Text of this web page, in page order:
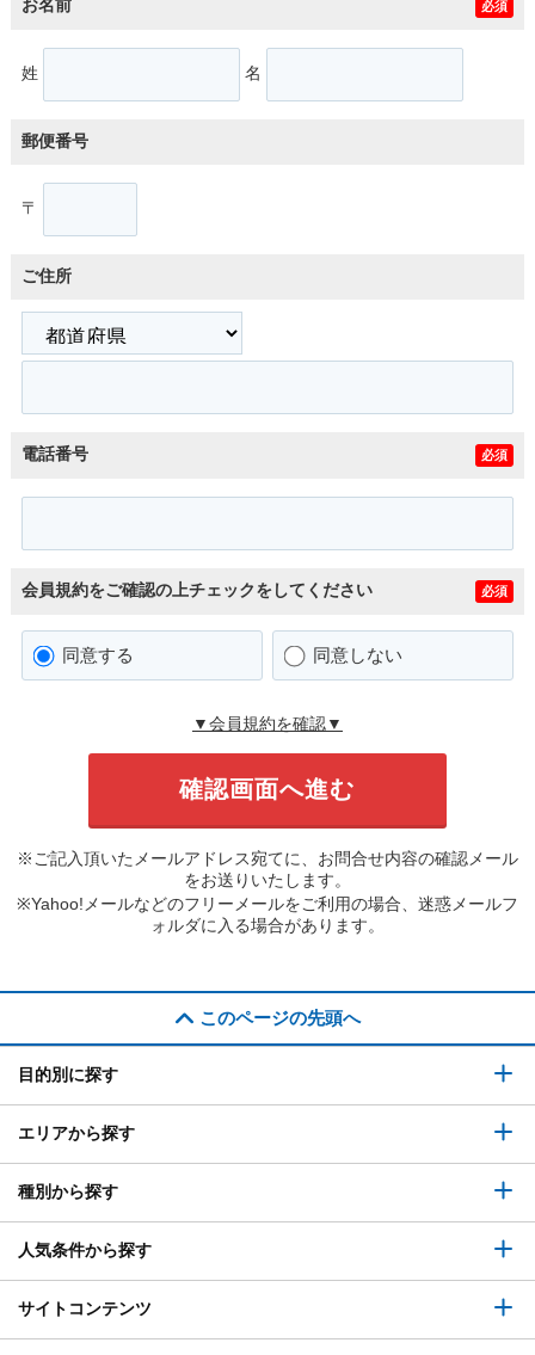
お名前 必須
姓 名
郵便番号
〒
ご住所
電話番号 必須
会員規約をご確認の上チェックをしてください 必須
同意する 同意しない
▼会員規約を確認▼
※ご記入頂いたメールアドレス宛てに、お問合せ内容の確認メール
をお送りいたします。
※Yahoo!メールなどのフリーメールをご利用の場合、迷惑メールフ
ォルダに入る場合があります。
このページの先頭へ
目的別に探す
エリアから探す
種別から探す
人気条件から探す
サイトコンテンツ